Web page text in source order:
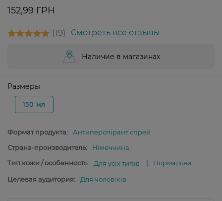
152,99 ГРН
19 Смотреть все отзывы
Наличие в магазинах
Размеры
150 мл
Формат продукта:
Антиперспірант спрей
Страна-производитель:
Німеччина
Тип кожи / особенность:
Для усіх типів Нормальна
Целевая аудитория: Для чоловіків